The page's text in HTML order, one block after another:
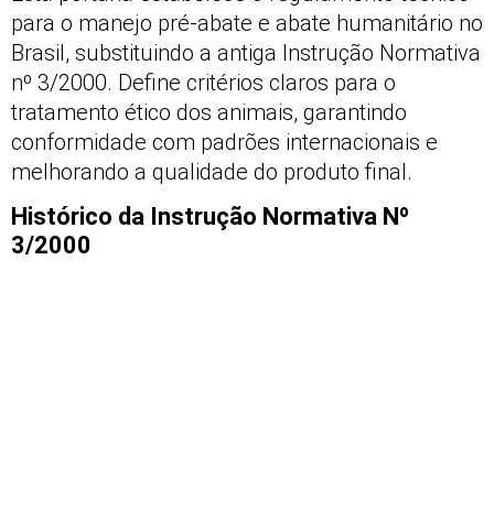
para o manejo pré-abate e abate humanitário no
Brasil, substituindo a antiga Instrução Normativa
nº 3/2000. Define critérios claros para o
tratamento ético dos animais, garantindo
conformidade com padrões internacionais e
melhorando a qualidade do produto final.
Histórico da Instrução Normativa Nº
3/2000